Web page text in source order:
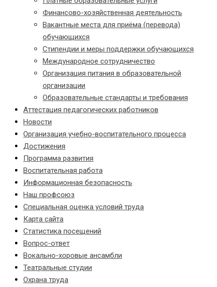
Финансово-хозяйственная деятельность
Вакантные места для приёма (перевода)
обучающихся
Стипендии и меры поддержки обучающихся
Международное сотрудничество
Организация питания в образовательной
организации
Образовательные стандарты и требования
Аттестация педагогических работников
Новости
Организация учебно-воспитательного процесса
Достижения
Программа развития
Воспитательная работа
Информационная безопасность
Наш профсоюз
Специальная оценка условий труда
Карта сайта
Статистика посещений
Вопрос-ответ
Вокально-хоровые ансамбли
Театральные студии
Охрана труда